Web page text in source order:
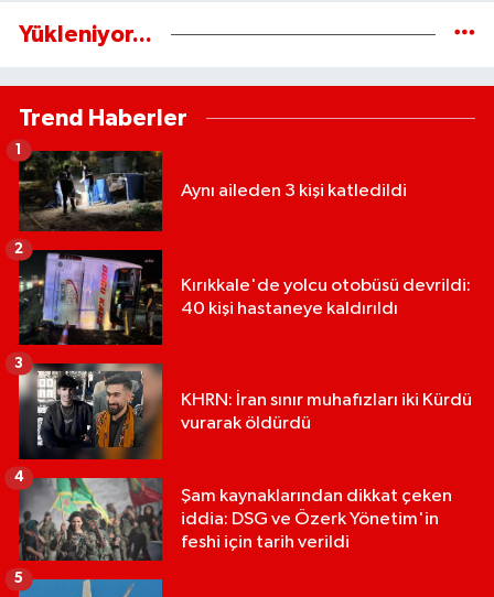
Yükleniyor...
Trend Haberler
Aynı aileden 3 kişi katledildi
1
Kırıkkale'de yolcu otobüsü devrildi:
40 kişi hastaneye kaldırıldı
2
KHRN: İran sınır muhafızları iki Kürdü
vurarak öldürdü
3
Şam kaynaklarından dikkat çeken
iddia: DSG ve Özerk Yönetim'in
feshi için tarih verildi
4
5